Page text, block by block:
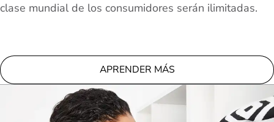
clase mundial de los consumidores serán ilimitadas.
APRENDER MÁS